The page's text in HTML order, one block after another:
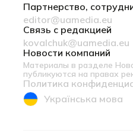
Партнерство,
editor@uamedia.eu
Связь с редакцией
kovalchuk@uamedia.eu
Новости компаний
Материалы в разделе
публикуются на правах
Политика
Українська мова